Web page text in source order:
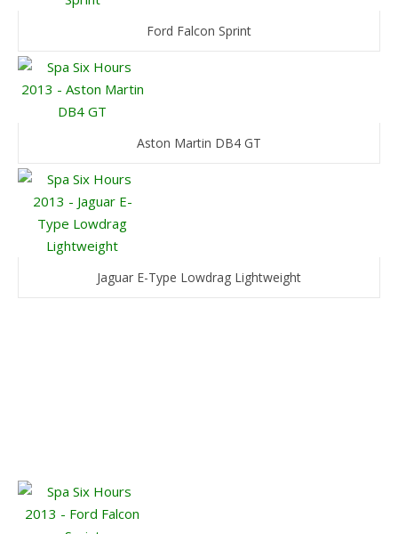
Ford Falcon Sprint
Aston Martin DB4 GT
Jaguar E-Type Lowdrag Lightweight